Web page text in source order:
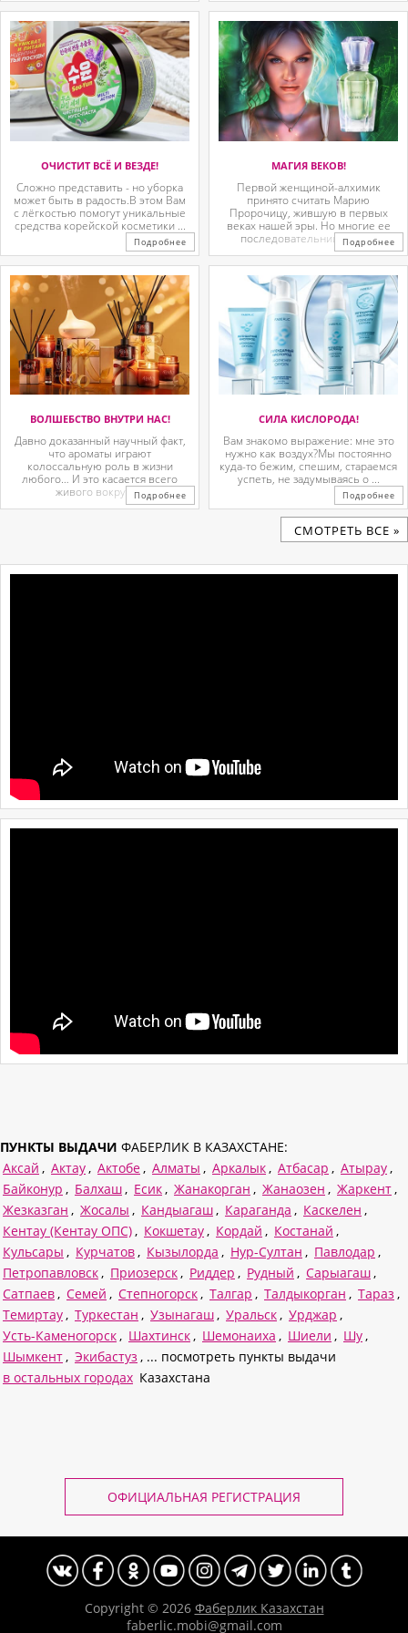
ОЧИСТИТ ВСЁ И ВЕЗДЕ!
Сложно представить - но уборка
может быть в радость.В этом Вам
с лёгкостью помогут уникальные
средства корейской косметики ...
Подробнее
МАГИЯ ВЕКОВ!
Первой женщиной-алхимик
принято считать Марию
Пророчицу, жившую в первых
веках нашей эры. Но многие ее
последовательницы так ...
Подробнее
ВОЛШЕБСТВО ВНУТРИ НАС!
Давно доказанный научный факт,
что ароматы играют
колоссальную роль в жизни
любого… И это касается всего
живого вокруг. ...Подробнее
СИЛА КИСЛОРОДА!
Вам знакомо выражение: мне это
нужно как воздух?Мы постоянно
куда-то бежим, спешим, стараемся
успеть, не задумываясь о ...
Подробнее
CМОТРЕТЬ ВСЕ »
ПУНКТЫ ВЫДАЧИ ФАБЕРЛИК В КАЗАХСТАНЕ:
Аксай , Актау , Актобе , Алматы , Аркалык , Атбасар , Атырау ,
Байконур , Балхаш , Есик , Жанакорган , Жанаозен , Жаркент ,
Жезказган , Жосалы , Кандыагаш , Караганда , Каскелен ,
Кентау (Кентау ОПС) , Кокшетау , Кордай , Костанай ,
Кульсары , Курчатов , Кызылорда , Нур-Султан , Павлодар ,
Петропавловск , Приозерск , Риддер , Рудный , Сарыагаш ,
Сатпаев , Семей , Степногорск , Талгар , Талдыкорган , Тараз ,
Темиртау , Туркестан , Узынагаш , Уральск , Урджар ,
Усть-Каменогорск , Шахтинск , Шемонаиха , Шиели , Шу ,
Шымкент , Экибастуз , ... посмотреть пункты выдачи
в остальных городах Казахстана
ОФИЦИАЛЬНАЯ РЕГИСТРАЦИЯ
Copyright © 2026 Фаберлик Казахстан
faberlic.mobi@gmail.com